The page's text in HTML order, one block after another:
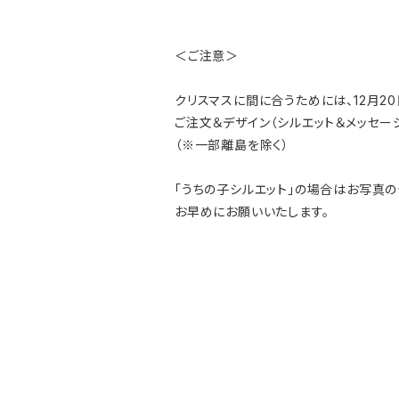
＜ご注意＞
クリスマスに間に合うためには、12月
ご注文＆デザイン（シルエット＆メッセ
（※一部離島を除く）
「うちの子シルエット」の場合はお写真
お早めにお願いいたします。